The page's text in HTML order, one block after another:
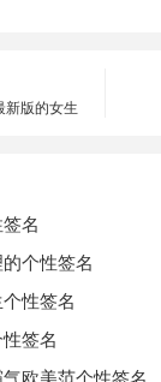
版的女生
名
个性签名
性签名
签名
欧美范个性签名